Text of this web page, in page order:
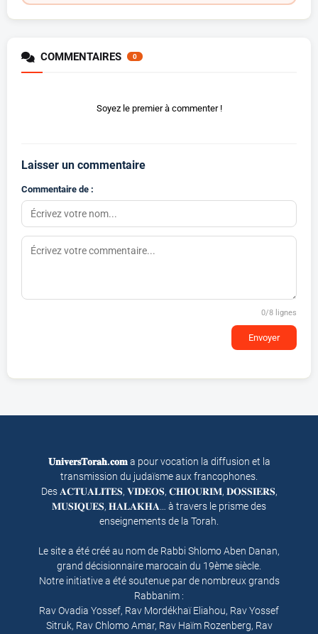
COMMENTAIRES 0
Soyez le premier à commenter !
Laisser un commentaire
Commentaire de :
0/8 lignes
Envoyer
𝐔𝐧𝐢𝐯𝐞𝐫𝐬𝐓𝐨𝐫𝐚𝐡.𝐜𝐨𝐦a pour vocation la diffusion et la
transmission du judaïsme aux francophones.
Des 𝐀𝐂𝐓𝐔𝐀𝐋𝐈𝐓𝐄𝐒, 𝐕𝐈𝐃𝐄𝐎𝐒, 𝐂𝐇𝐈𝐎𝐔𝐑𝐈𝐌, 𝐃𝐎𝐒𝐒𝐈𝐄𝐑𝐒,
𝐌𝐔𝐒𝐈𝐐𝐔𝐄𝐒, 𝐇𝐀𝐋𝐀𝐊𝐇𝐀… à travers le prisme des
enseignements de la Torah.
Le site a été créé au nom de Rabbi Shlomo Aben Danan,
grand décisionnaire marocain du 19ème siècle.
Notre initiative a été soutenue par de nombreux grands
Rabbanim :
Rav Ovadia Yossef, Rav Mordékhaï Eliahou, Rav Yossef
Sitruk, Rav Chlomo Amar, Rav Haïm Rozenberg, Rav